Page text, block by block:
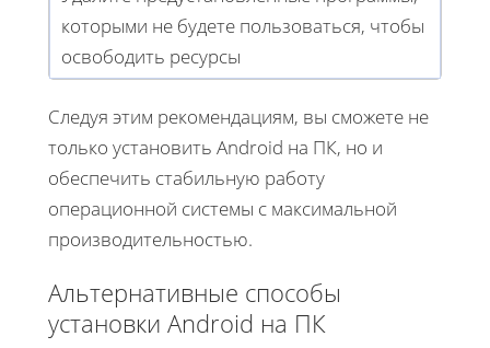
которыми не будете пользоваться, чтобы
освободить ресурсы
Следуя этим рекомендациям, вы сможете не
только установить Android на ПК, но и
обеспечить стабильную работу
операционной системы с максимальной
производительностью.
Альтернативные способы
установки Android на ПК